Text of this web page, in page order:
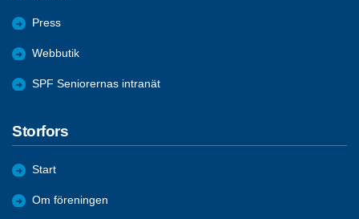
Press
Webbutik
SPF Seniorernas intranät
Storfors
Start
Om föreningen